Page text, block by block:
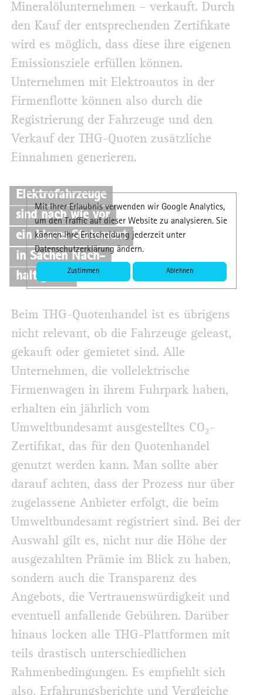
Mineralölunternehmen – verkauft. Durch
den Kauf der entsprechenden Zertifikate
wird es möglich, dass diese ihre eigenen
Emissionsziele erfüllen können.
Unternehmen mit Elektroautos in der
Firmenflotte können also durch die
Registrierung der Fahrzeuge und den
Verkauf der THG-Quoten zusätzliche
Einnahmen generieren.
Elektrofahrzeuge
sind nach wie vor
ein klares Statement
in Sachen Nach-
haltigkeit.
Beim THG-Quotenhandel ist es übrigens
nicht relevant, ob die Fahrzeuge geleast,
gekauft oder gemietet sind. Alle
Unternehmen, die vollelektrische
Firmenwagen in ihrem Fuhrpark haben,
erhalten ein jährlich vom
Umweltbundesamt ausgestelltes CO₂-
Zertifikat, das für den Quotenhandel
genutzt werden kann. Man sollte aber
darauf achten, dass der Prozess nur über
zugelassene Anbieter erfolgt, die beim
Umweltbundesamt registriert sind. Bei der
Auswahl gilt es, nicht nur die Höhe der
ausgezahlten Prämie im Blick zu haben,
sondern auch die Transparenz des
Angebots, die Vertrauenswürdigkeit und
eventuell anfallende Gebühren. Darüber
hinaus locken alle THG-Plattformen mit
teils drastisch unterschiedlichen
Rahmenbedingungen. Es empfiehlt sich
also, Erfahrungsberichte und Vergleiche
Mit Ihrer Erlaubnis verwenden wir Google Analytics,
um den Traffic auf dieser Website zu analysieren. Sie
können Ihre Entscheidung jederzeit unter
Datenschutzerklärung ändern.
Zustimmen Ablehnen